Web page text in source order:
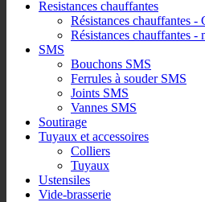
Resistances chauffantes
Résistances chauffantes -
Résistances chauffantes -
SMS
Bouchons SMS
Ferrules à souder SMS
Joints SMS
Vannes SMS
Soutirage
Tuyaux et accessoires
Colliers
Tuyaux
Ustensiles
Vide-brasserie